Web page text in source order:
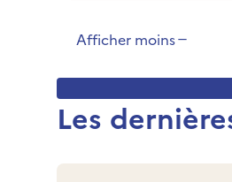
Afficher moins
Les